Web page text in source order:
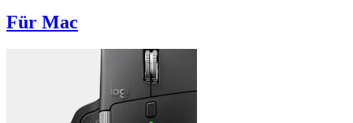
Für Mac